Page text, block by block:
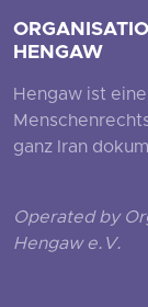
HENGAW
Hengaw ist
ganz Iran
Operated by
Hengaw e.V.